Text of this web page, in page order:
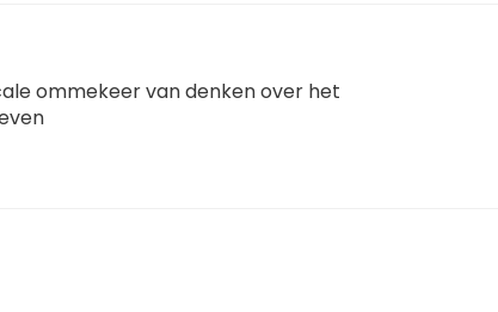
ommekeer van denken over het